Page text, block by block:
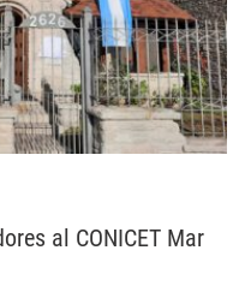
al CONICET Mar